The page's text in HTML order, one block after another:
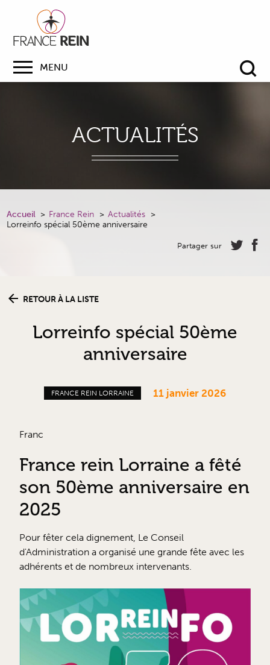
MENU
ACTUALITÉS
Accueil France Rein
Actualités
Lorreinfo spécial 50ème anniversaire
Partager sur
RETOUR À LA LISTE
Lorreinfo spécial 50ème
anniversaire
FRANCE REIN LORRAINE 11 janvier 2026
Franc
France rein Lorraine a fêté
son 50ème anniversaire en
2025
Pour fêter cela dignement, Le Conseil
d'Administration a organisé une grande fête avec les
adhérents et de nombreux intervenants.